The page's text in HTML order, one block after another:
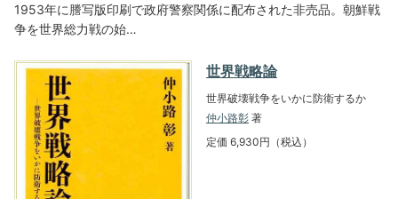
1953年に謄写版印刷で政府警察関係に配布された非売品。朝鮮戦
争を世界総力戦の始…
世界戦略論
世界破壊戦争をいかに防衛するか
仲小路彰 著
定価 6,930円（税込）